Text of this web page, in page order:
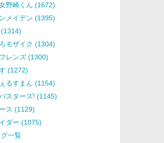
野崎くん (1672)
メイデン (1395)
モザイク (1304)
レンズ (1300)
(1272)
るすまん (1154)
スターズ! (1145)
ス (1129)
ダー (1075)
一覧